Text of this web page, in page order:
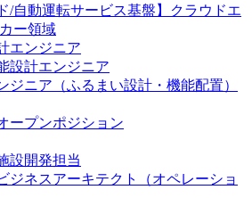
/自動運転サービス基盤】クラウドエ
ー領域​
エンジニア
設計エンジニア
ジニア（ふるまい設計・機能配置）
ープンポジション
設開発担当
ジネスアーキテクト（オペレーショ